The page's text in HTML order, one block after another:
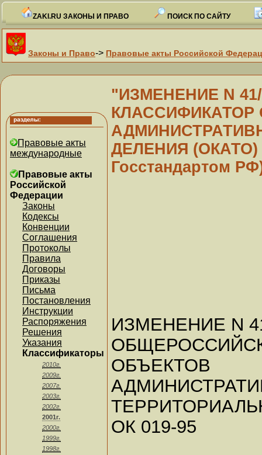
ZAKI.RU ЗАКОНЫ И ПРАВО ПОИСК ПО САЙТУ
Законы и Право-> Правовые акты Российской
Правовые акты
международные
Правовые акты
Российской
Федерации
Законы
Кодексы
Конвенции
Соглашения
Протоколы
Правила
Договоры
Приказы
Письма
Постановления
Инструкции
Распоряжения
Решения
Указания
Классификаторы
2010г.
2009г.
2007г.
2003г.
2002г.
2001г.
2000г.
1999г.
1998г.
"ИЗМЕНЕНИЕ N
КЛАССИФИКАТОР
ДЕЛЕНИЯ (ОКАТО)
Госстандартом
ИЗМЕНЕНИЕ N
ОБЪЕКТОВ
ОК 019-95